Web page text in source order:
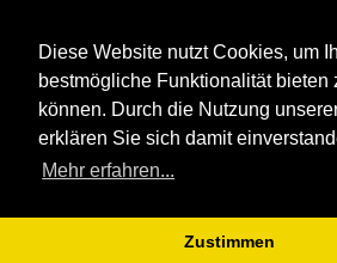
Diese Website nutzt Cookies, um
bestmögliche Funktionalität bieten
können. Durch die Nutzung
erklären Sie sich damit
Mehr erfahren...
Zustimmen